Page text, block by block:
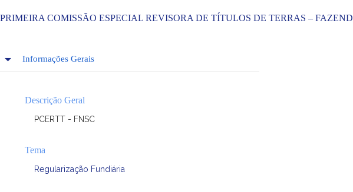
PRIMEIRA COMISSÃO ESPECIAL REVISORA DE TÍTULOS DE TERRAS –
Informações Gerais
Descrição Geral
PCERTT - FNSC
Tema
Regularização Fundiária